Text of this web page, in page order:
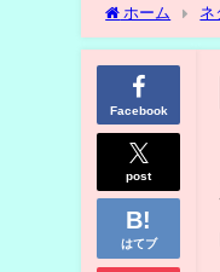
ホーム ネ
Facebook
post
はてブ